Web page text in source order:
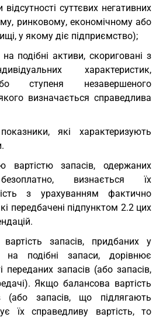
суттєвих негативних
ринковому, економічному або
у якому діє підприємство);
подібні активи, скориговані з
характеристик,
ступеня незавершеного
визначається справедлива
які характеризують
вартістю запасів, одержаних
визнається їх
з урахуванням фактично
передбачені підпунктом 2.2 цих
запасів, придбаних у
на подібні запаси, дорівнює
переданих запасів (або запасів,
Якщо балансова вартість
(або запасів, що підлягають
їх справедливу вартість, то